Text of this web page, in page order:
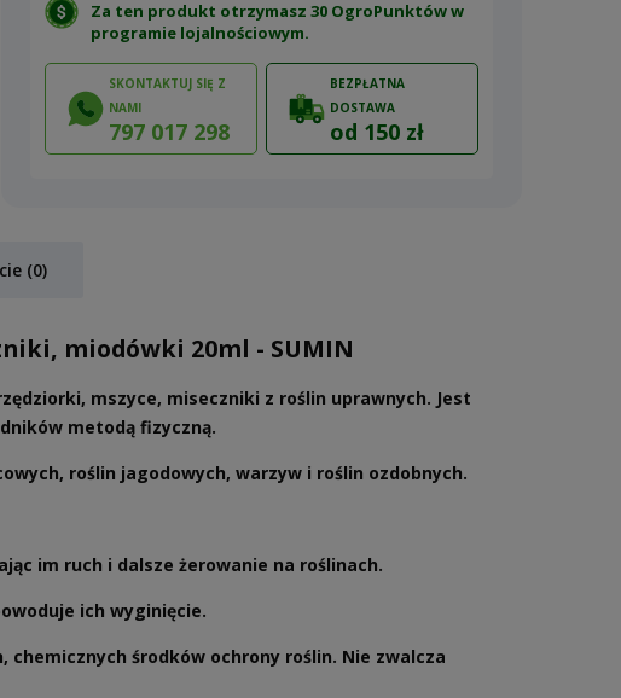
Za ten produkt otrzymasz 30 OgroPunktów w
programie lojalnościowym.
SKONTAKTUJ SIĘ Z
NAMI
797 017 298
BEZPŁATNA
DOSTAWA
od 150 zł
(0)
miodówki 20ml - SUMIN
mszyce, miseczniki z roślin uprawnych. Jest
metodą fizyczną.
roślin jagodowych, warzyw i roślin ozdobnych.
im ruch i dalsze żerowanie na roślinach.
ich wyginięcie.
środków ochrony roślin. Nie zwalcza